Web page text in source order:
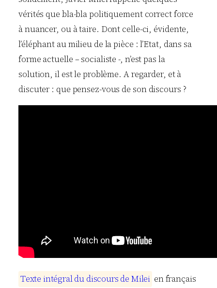
vérités que bla-bla politiquement correct force
à nuancer, ou à taire. Dont celle-ci, évidente,
l’éléphant au milieu de la pièce : l’Etat, dans sa
forme actuelle – socialiste -, n’est pas la
solution, il est le problème. A regarder, et à
discuter : que pensez-vous de son discours ?
Texte intégraldu discours de Milei en français